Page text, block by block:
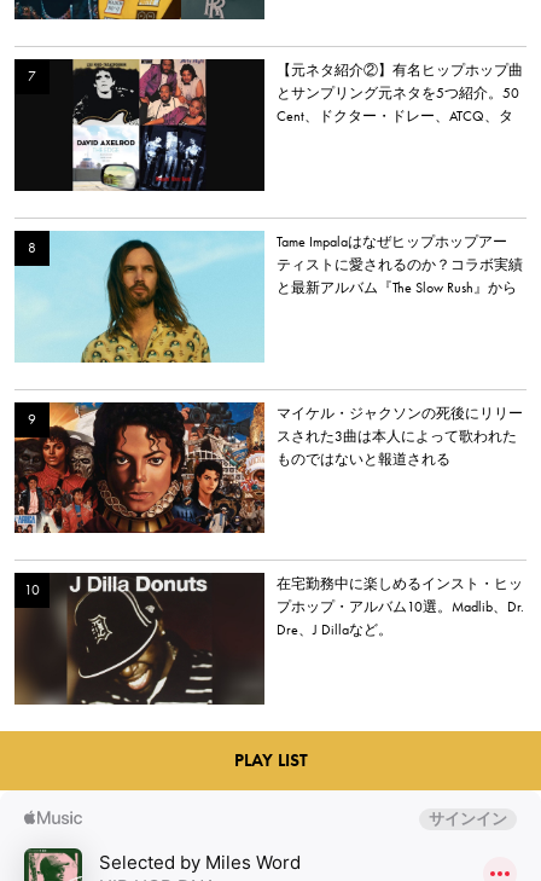
【元ネタ紹介②】有名ヒップホップ曲
とサンプリング元ネタを5つ紹介。50
Cent、ドクター・ドレー、ATCQ、タ
Tame Impalaはなぜヒップホップアー
ティストに愛されるのか？コラボ実績
と最新アルバム『The Slow Rush』から
マイケル・ジャクソンの死後にリリー
スされた3曲は本人によって歌われた
ものではないと報道される
在宅勤務中に楽しめるインスト・ヒッ
プホップ・アルバム10選。Madlib、Dr.
Dre、J Dillaなど。
PLAY LIST